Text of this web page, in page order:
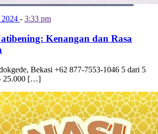
2024 - 3:33 pm
Kenangan dan Rasa
Bekasi +62 877-7553-1046 5 dari 5
25.000 […]